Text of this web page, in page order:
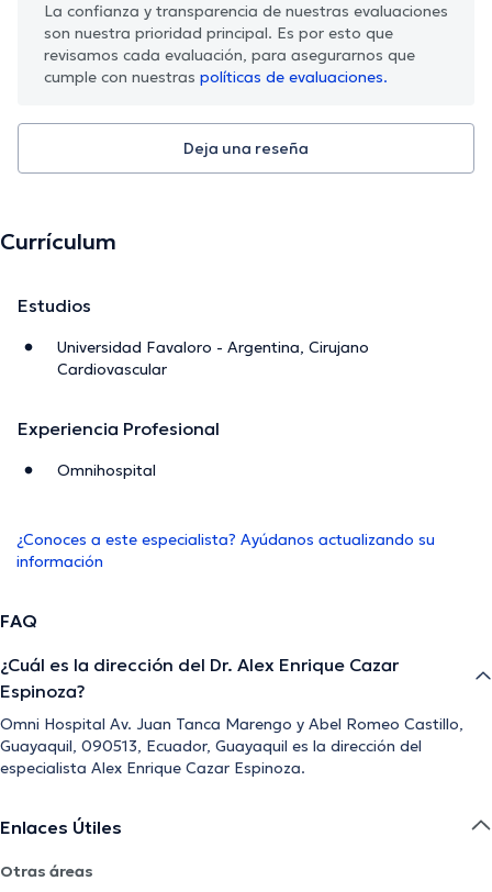
La confianza y transparencia de nuestras evaluaciones
son nuestra prioridad principal. Es por esto que
revisamos cada evaluación, para asegurarnos que
cumple con nuestras políticas de evaluaciones.
Deja una reseña
Currículum
Estudios
Universidad Favaloro - Argentina, Cirujano
Cardiovascular
Experiencia Profesional
Omnihospital
¿Conoces a este especialista? Ayúdanos actualizando su
información
FAQ
¿Cuál es la dirección del Dr. Alex Enrique Cazar
Espinoza?
Omni Hospital Av. Juan Tanca Marengo y Abel Romeo Castillo,
Guayaquil, 090513, Ecuador, Guayaquil es la dirección del
especialista Alex Enrique Cazar Espinoza.
Enlaces Útiles
Otras áreas